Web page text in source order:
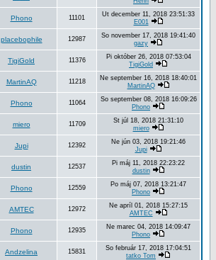
Phono 11101
Ut december 11, 2018 23:51:33
E001
placebophile 12987
So november 17, 2018 19:41:40
gazy
TigiGold 11376
Pi október 26, 2018 07:53:04
TigiGold
MartinAQ 11218
Ne september 16, 2018 18:40:01
MartinAQ
Phono 11064
So september 08, 2018 16:09:26
Phono
miero 11709
St júl 18, 2018 21:31:10
miero
Jupi 12392
Ne jún 03, 2018 19:21:46
Jupi
dustin 12537
Pi máj 11, 2018 22:23:22
dustin
Phono 12559
Po máj 07, 2018 13:21:47
Phono
AMTEC 12972
Ne apríl 01, 2018 15:27:15
AMTEC
Phono 12935
Ne marec 04, 2018 14:09:47
Phono
Andzelina 15831
So február 17, 2018 17:04:51
tatko Tom